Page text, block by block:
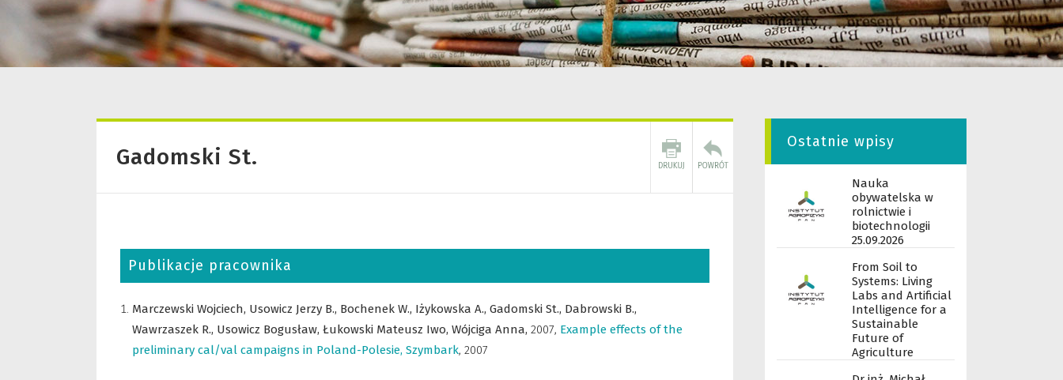
Gadomski St.
Publikacje pracownika
Marczewski Wojciech, Usowicz Jerzy B., Bochenek W., Iżykowska A., Gadomski St., Dabrowski B.,
Wawrzaszek R., Usowicz Bogusław, Łukowski Mateusz Iwo, Wójciga Anna, 2007, Example effects of the
preliminary cal/val campaigns in Poland-Polesie, Szymbark, 2007
Ostatnie wpisy
Nauka
obywatelska w
rolnictwie i
biotechnologii
25.09.2026
From Soil to
Systems: Living
Labs and Artificial
Intelligence for a
Sustainable
Future of
Agriculture